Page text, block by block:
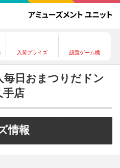
入荷プライズ 設置ゲーム機
日おまつりだドン
手店
情報